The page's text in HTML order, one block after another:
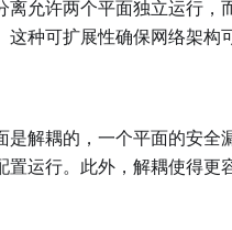
离允许两个平面独立运行，
种可扩展性确保网络架构
是解耦的，一个平面的安
运行。此外，解耦使得更